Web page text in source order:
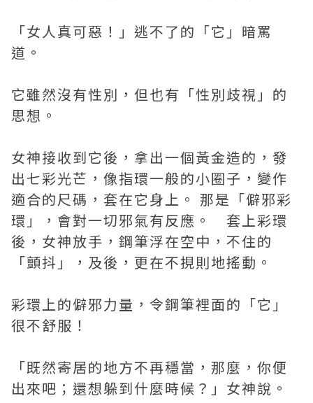
「女人真可惡！」逃不了的「它」暗罵
道。
它雖然沒有性別，但也有「性別歧視」的
思想。
女神接收到它後，拿出一個黃金造的，發
出七彩光芒，像指環一般的小圈子，變作
適合的尺碼，套在它身上。 那是「僻邪彩
環」，會對一切邪氣有反應。 套上彩環
後，女神放手，鋼筆浮在空中，不住的
「顫抖」，及後，更在不挸則地搖動。
彩環上的僻邪力量，令鋼筆裡面的「它」
很不舒服！
「既然寄居的地方不再穩當，那麼，你便
出來吧；還想躲到什麼時候？」女神說。